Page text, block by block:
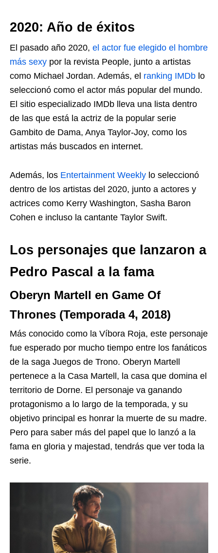
2020: Año de éxitos
El pasado año 2020, el actor fue elegido el hombre
más sexy por la revista People, junto a artistas
como Michael Jordan. Además, el ranking IMDb lo
seleccionó como el actor más popular del mundo.
El sitio especializado IMDb lleva una lista dentro
de las que está la actriz de la popular serie
Gambito de Dama, Anya Taylor-Joy, como los
artistas más buscados en internet.
Además, los Entertainment Weekly lo seleccionó
dentro de los artistas del 2020, junto a actores y
actrices como Kerry Washington, Sasha Baron
Cohen e incluso la cantante Taylor Swift.
Los personajes que lanzaron a
Pedro Pascal a la fama
Oberyn Martell en Game Of
Thrones (Temporada 4, 2018)
Más conocido como la Víbora Roja, este personaje
fue esperado por mucho tiempo entre los fanáticos
de la saga Juegos de Trono. Oberyn Martell
pertenece a la Casa Martell, la casa que domina el
territorio de Dorne. El personaje va ganando
protagonismo a lo largo de la temporada, y su
objetivo principal es honrar la muerte de su madre.
Pero para saber más del papel que lo lanzó a la
fama en gloria y majestad, tendrás que ver toda la
serie.